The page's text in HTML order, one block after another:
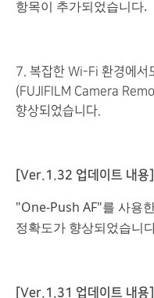
항목이 추가되었습니다.
7. 복잡한 Wi-Fi 환경에서
(FUJIFILM Camera
향상되었습니다.
[Ver.1.32 업데이트 내용]
"One-Push AF"를 사용
정확도가 향상되었습니
[Ver.1.31 업데이트 내용]